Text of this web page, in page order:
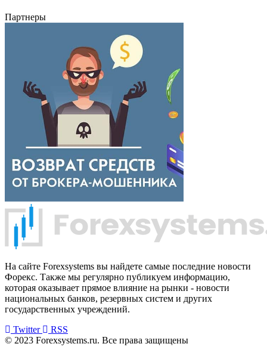
Партнеры
На сайте Forexsystems вы найдете самые последние новости
Форекс. Также мы регулярно публикуем информацию,
которая оказывает прямое влияние на рынки - новости
национальных банков, резервных систем и других
государственных учреждений.
Twitter
RSS
© 2023 Forexsystems.ru. Все права защищены